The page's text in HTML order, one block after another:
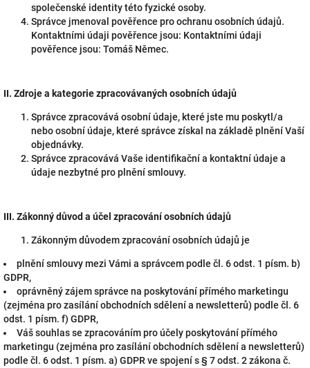
společenské identity této fyzické osoby.
Správce jmenoval pověřence pro ochranu osobních údajů.
Kontaktními údaji pověřence jsou: Kontaktními údaji
pověřence jsou: Tomáš Němec.
II. Zdroje a kategorie zpracovávaných osobních údajů
Správce zpracovává osobní údaje, které jste mu poskytl/a
nebo osobní údaje, které správce získal na základě plnění Vaší
objednávky.
Správce zpracovává Vaše identifikační a kontaktní údaje a
údaje nezbytné pro plnění smlouvy.
III. Zákonný důvod a účel zpracování osobních údajů
Zákonným důvodem zpracování osobních údajů je
plnění smlouvy mezi Vámi a správcem podle čl. 6 odst. 1 písm. b)
GDPR,
oprávněný zájem správce na poskytování přímého marketingu
(zejména pro zasílání obchodních sdělení a newsletterů) podle čl. 6
odst. 1 písm. f) GDPR,
Váš souhlas se zpracováním pro účely poskytování přímého
marketingu (zejména pro zasílání obchodních sdělení a newsletterů)
podle čl. 6 odst. 1 písm. a) GDPR ve spojení s § 7 odst. 2 zákona č.